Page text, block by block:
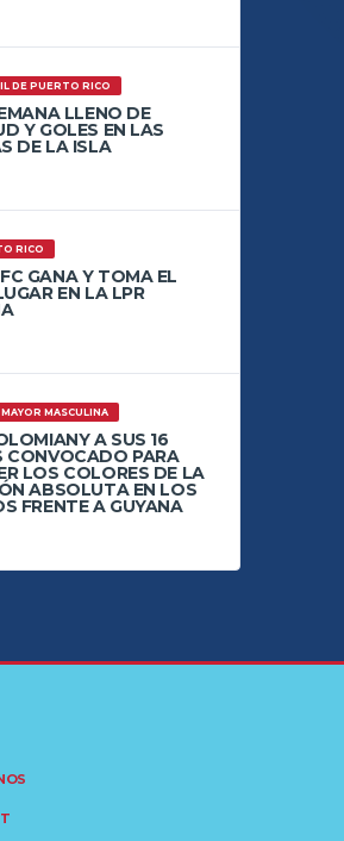
DE PUERTO RICO
LLENO DE
Y GOLES EN LAS
DE LA ISLA
RICO
GANA Y TOMA EL
EN LA LPR
MASCULINA
A SUS 16
CONVOCADO PARA
LOS COLORES DE LA
ABSOLUTA EN LOS
FRENTE A GUYANA